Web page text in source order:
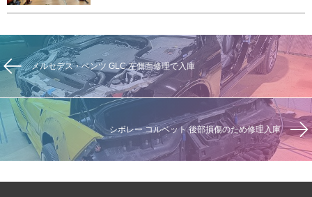
メルセデス・ベンツ GLC 左側面修理で入庫
シボレー コルベット 後部損傷のため修理入庫